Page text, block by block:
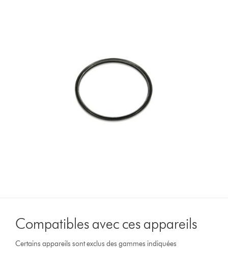
Compatibles avec ces appareils
Certains appareils sont exclus des gammes indiquées